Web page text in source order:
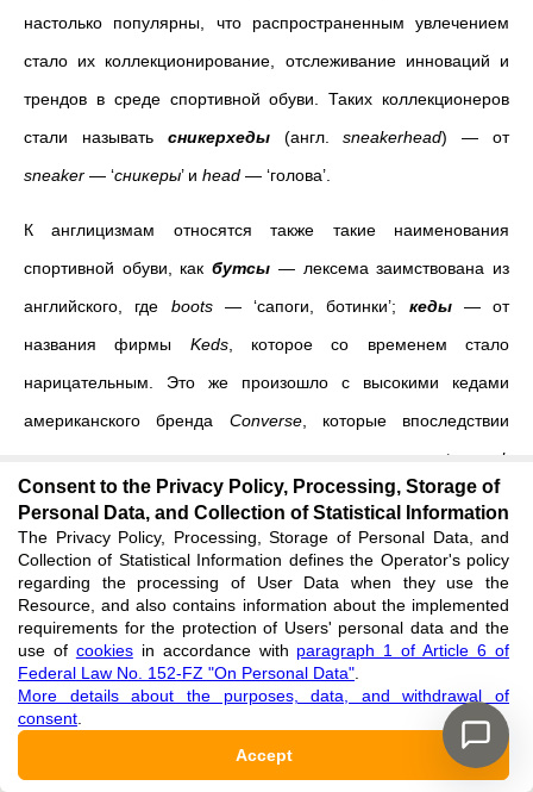
настолько популярны, что распространенным увлечением
стало их коллекционирование, отслеживание инноваций и
трендов в среде спортивной обуви. Таких коллекционеров
стали называть сникерхеды (англ.sneakerhead) — от
sneaker — ‘сникеры’ и head — ‘голова’.
К англицизмам относятся также такие наименования
спортивной обуви, какбутсы — лексема заимствована из
английского, где boots— ‘сапоги, ботинки’; кеды— от
названия фирмы Keds, которое со временем стало
нарицательным. Это же произошло с высокими кедами
американского бренда Converse, которые впоследствии
to sneak
— ‘красться’.
VI. Открытая лёгкая обувь.
Данный кластер проявляет
лингвогенетическое разнообразие, объединяя
многочисленные номинации лёгкой открытой обуви для
теплого времени года:«Самое время перейти на
открытые пары:сандалии,босоножки, мюли—у
российских брендов как раз есть все летние модели,
которые пригодятся в ближайшие три месяца»[8].
Consent to the Privacy Policy, Processing, Storage of
Personal Data, and Collection of Statistical Information
The Privacy Policy, Processing, Storage of Personal Data, and
Collection of Statistical Information defines the Operator's policy
regarding the processing of User Data when they use the
Resource, and also contains information about the implemented
requirements for the protection of Users' personal data and the
use of cookiesin accordance with paragraph 1 of Article 6 of
Federal Law No. 152-FZ "On Personal Data"
More details about the purposes, data, and withdrawal of
consent
Accept